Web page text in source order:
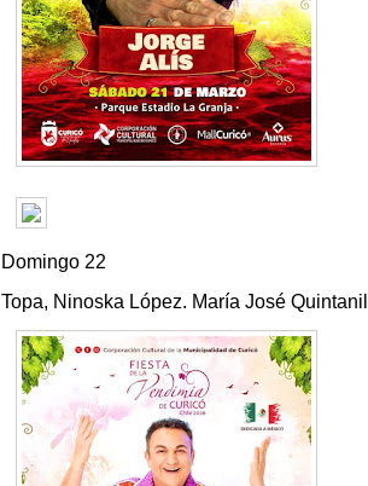
Domingo 22
Topa, Ninoska López. María José